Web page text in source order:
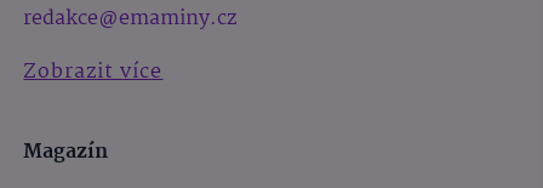
redakce@emaminy.cz
Zobrazit více
Magazín